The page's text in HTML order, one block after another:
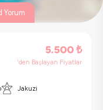
Yorum
5.500₺
'den Başlayan Fiyatlar
Jakuzi